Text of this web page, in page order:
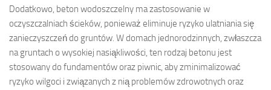
Dodatkowo, beton wodoszczelny ma zastosowanie w
oczyszczalniach ścieków, ponieważ eliminuje ryzyko ulatniania się
zanieczyszczeń do gruntów. W domach jednorodzinnych, zwłaszcza
na gruntach o wysokiej nasiąkliwości, ten rodzaj betonu jest
stosowany do fundamentów oraz piwnic, aby zminimalizować
ryzyko wilgoci i związanych z nią problemów zdrowotnych oraz